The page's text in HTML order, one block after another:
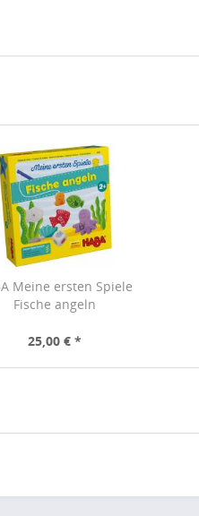
Meine ersten Spiele
Fische angeln
25,00 € *